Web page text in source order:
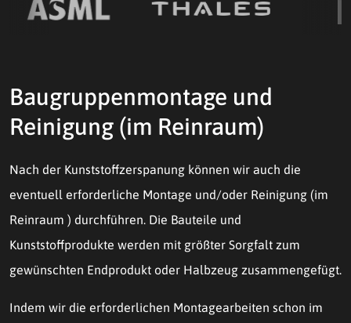
Baugruppenmontage und
Reinigung (im Reinraum)
Nach der Kunststoffzerspanung können wir auch die
eventuell erforderliche Montage und/oder Reinigung (im
Reinraum ) durchführen. Die Bauteile und
Kunststoffprodukte werden mit größter Sorgfalt zum
gewünschten Endprodukt oder Halbzeug zusammengefügt.
Indem wir die erforderlichen Montagearbeiten schon im